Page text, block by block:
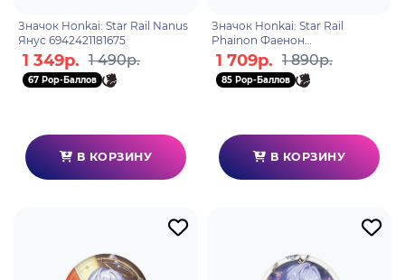
Значок Honkai: Star Rail Nanus
Янус 6942421181675
1 349р. 1 490р.
67 Pop-Баллов
В КОРЗИНУ
Значок Honkai: Star Rail
Phainon Фаенон
6942421198758
1 709р. 1 890р.
85 Pop-Баллов
В КОРЗИНУ